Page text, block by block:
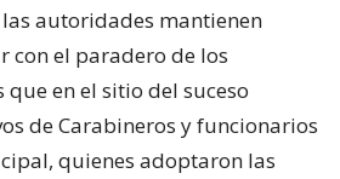
autoridades mantienen
con el paradero de los
en el sitio del suceso
de Carabineros y funcionarios
quienes adoptaron las